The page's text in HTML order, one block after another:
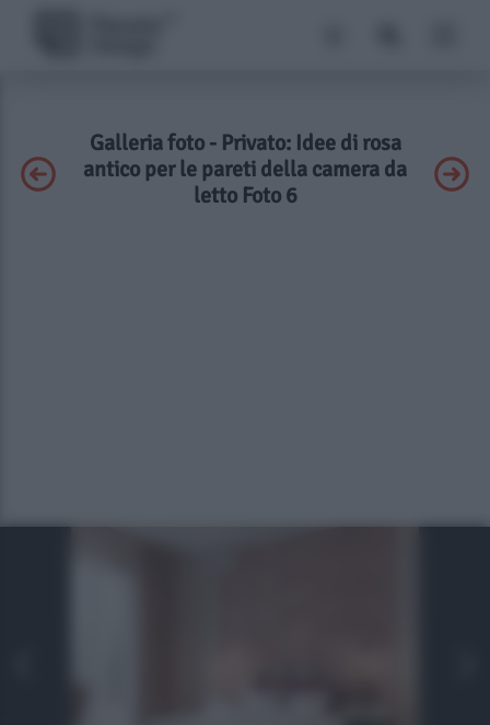
Galleria foto - Privato: Idee di rosa
antico per le pareti della camera da
letto Foto 6